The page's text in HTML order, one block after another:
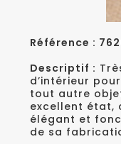
Référence :
Descriptif :
d’intérieur
tout autre
excellent état,
élégant et
de sa